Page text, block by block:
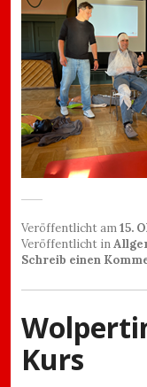
Veröffentlicht am15.
Veröffentlicht in
Schreib einen
Kurs